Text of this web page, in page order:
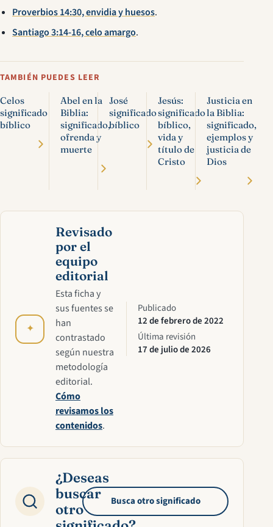
Proverbios 14:30, envidia y huesos.
Santiago 3:14-16, celo amargo.
TAMBIÉN PUEDES LEER
Celos
significado
bíblico
Abel en la
Biblia:
significado,
ofrenda y
muerte
José
significado
bíblico
Jesús:
significado
bíblico,
vida y
título de
Cristo
Justicia en
la Biblia:
significado,
ejemplos y
justicia de
Dios
✦
Revisado
por el
equipo
editorial
Esta ficha y
sus fuentes se
han
contrastado
según nuestra
metodología
editorial.
Cómo
revisamos los
contenidos.
Publicado
12 de febrero de 2022
Última revisión
17 de julio de 2026
¿Deseas
buscar
otro
Busca otro significado